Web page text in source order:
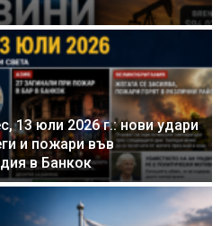
13 юли 2026 г.: нови удари
и пожари във
в Банкок